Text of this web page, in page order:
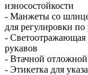
износостойкости
- Манжеты со
для регулировки по
-
рукавов
- Втачной
- Этикетка для